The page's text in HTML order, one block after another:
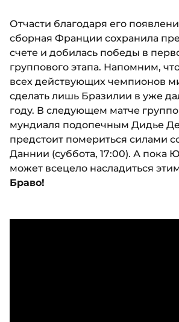
Отчасти благодаря его
сборная Франции сохранила
счете и добилась победы в
группового этапа. Напомним,
всех действующих чемпионов
сделать лишь Бразилии в уже
году. В следующем матче
мундиаля подопечным Дидье
предстоит помериться силами
Даннии (суббота, 17:00). А пока
может всецело насладиться
Браво!